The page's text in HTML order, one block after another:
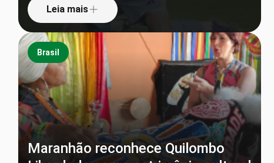
Leia mais
Brasil
Maranhão reconhece Quilombo